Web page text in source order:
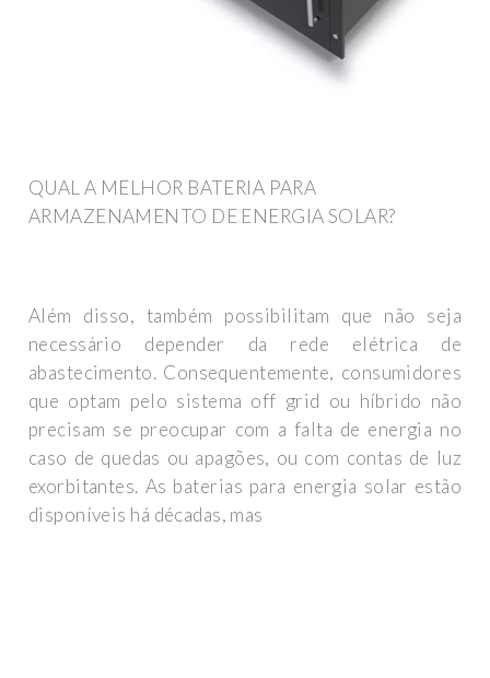
QUAL A MELHOR BATERIA PARA
ARMAZENAMENTO DE ENERGIA SOLAR?
Além disso, também possibilitam que não seja
necessário depender da rede elétrica de
abastecimento. Consequentemente, consumidores
que optam pelo sistema off grid ou híbrido não
precisam se preocupar com a falta de energia no
caso de quedas ou apagões, ou com contas de luz
exorbitantes. As baterias para energia solar estão
disponíveis há décadas, mas